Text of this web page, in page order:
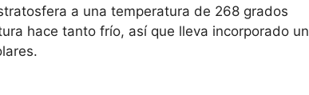
a una temperatura de 268 grados
hace tanto frío, así que lleva incorporado un